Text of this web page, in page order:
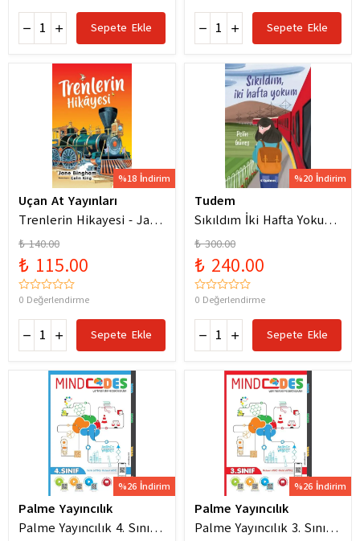
Sepete Ekle Sepete Ekle
%18 İndirim
Uçan At Yayınları
Trenlerin Hikayesi - Jane
Bingham
₺ 140.00
₺ 115.00
0 Değerlendirme
Sepete Ekle
%20 İndirim
Tudem
Sıkıldım İki Hafta Yokum
Pelin Güneş
₺ 300.00
₺ 240.00
0 Değerlendirme
Sepete Ekle
%26 İndirim
Palme Yayıncılık
Palme Yayıncılık 4. Sınıf
%26 İndirim
Palme Yayıncılık
Palme Yayıncılık 3. Sınıf